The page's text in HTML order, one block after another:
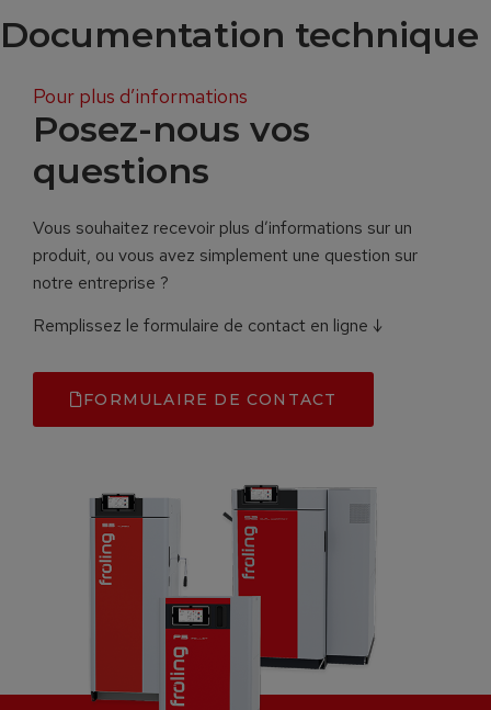
Documentation technique​
Pour plus d’informations
Posez-nous vos
questions
Vous souhaitez recevoir plus d’informations sur un
produit, ou vous avez simplement une question sur
notre entreprise ?
Remplissez le formulaire de contact en ligne ↓
FORMULAIRE DE CONTACT